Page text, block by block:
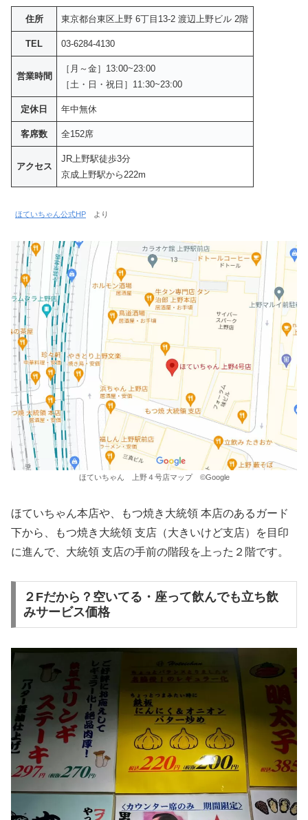
住所 東京都台東区上野 6丁目13-2 渡辺上野ビル 2階
TEL 03-6284-4130
営業時間
［月～金］13:00~23:00
［土・日・祝日］11:30~23:00
定休日 年中無休
客席数 全152席
アクセス
JR上野駅徒歩3分
京成上野駅から222m
ほていちゃん公式HP より
ほていちゃん 上野４号店マップ ©Google
ほていちゃん本店や、もつ焼き大統領 本店のあるガード
下から、もつ焼き大統領 支店（大きいけど支店）を目印
に進んで、大統領 支店の手前の階段を上った２階です。
２Fだから？空いてる・座って飲んでも立ち飲
みサービス価格